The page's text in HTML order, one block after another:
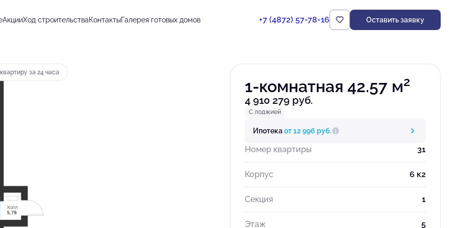
АкцииХод строительстваКонтактыГалерея готовых домов +7 (4872) 57-78-16 Оставить заявку
12 996 руб. Забронировать
за 24 часа
1-комнатная 42.57 м2
4 910 279 руб.
С лоджией
Ипотекаот 12 996 руб.
Номер квартиры 31
Корпус 6 к2
Секция 1
Этаж 5